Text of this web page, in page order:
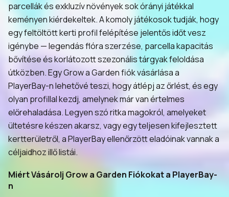
parcellák és exkluzív növények sok órányi játékkal
keményen kiérdekeltek. A komoly játékosok tudják, hogy
egy feltöltött kerti profil felépítése jelentős időt vesz
igénybe — legendás flóra szerzése, parcella kapacitás
bővítése és korlátozott szezonális tárgyak feloldása
útközben. Egy Grow a Garden fiók vásárlása a
PlayerBay-n lehetővé teszi, hogy átlépj az őrlést, és egy
olyan profillal kezdj, amelynek már van értelmes
előrehaladása. Legyen szó ritka magokról, amelyeket
ültetésre készen akarsz, vagy egy teljesen kifejlesztett
kertterületről, a PlayerBay ellenőrzött eladóinak vannak a
céljaidhoz illő listái.
Miért Vásárolj Grow a Garden Fiókokat a PlayerBay-
n